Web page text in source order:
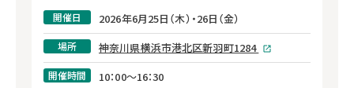
開催日 2026年6月25日（木）・26日（金）
場所 神奈川県横浜市港北区新羽町1284
開催時間 10：00～16：30